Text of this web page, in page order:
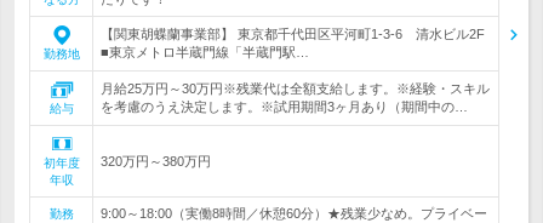
勤務地
【関東胡蝶蘭事業部】 東京都千代田区平河町1-3-6 清水ビル2F
■東京メトロ半蔵門線「半蔵門駅…
給与
月給25万円～30万円※残業代は全額支給します。※経験・スキル
を考慮のうえ決定します。※試用期間3ヶ月あり（期間中の…
初年度
年収
320万円～380万円
勤務
9:00～18:00（実働8時間／休憩60分）★残業少なめ。プライベー